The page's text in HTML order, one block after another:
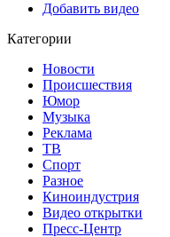
Добавить видео
Категории
Новости
Происшествия
Юмор
Музыка
Реклама
ТВ
Спорт
Разное
Киноиндустрия
Видео открытки
Пресс-Центр